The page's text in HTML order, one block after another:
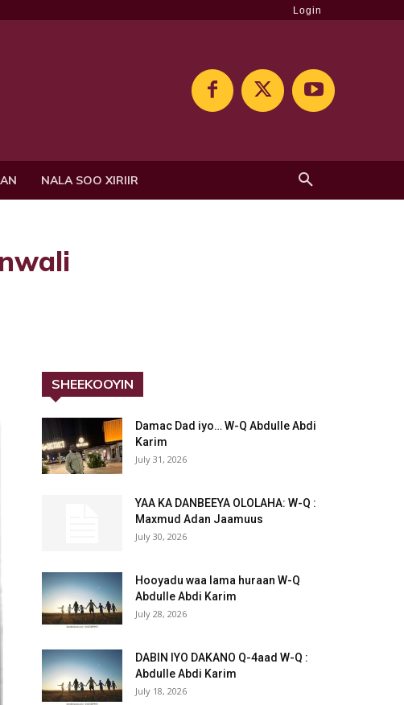
Login
NALA SOO XIRIIR
SHEEKOOYIN
Damac Dad iyo… W-Q Abdulle Abdi
Karim
July 31, 2026
YAA KA DANBEEYA OLOLAHA: W-Q :
Maxmud Adan Jaamuus
July 30, 2026
Hooyadu waa lama huraan W-Q
Abdulle Abdi Karim
July 28, 2026
DABIN IYO DAKANO Q-4aad W-Q :
Abdulle Abdi Karim
July 18, 2026